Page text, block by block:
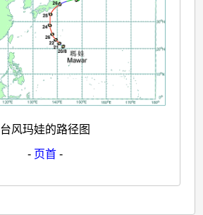
台风玛娃的路径图
- 页首 -